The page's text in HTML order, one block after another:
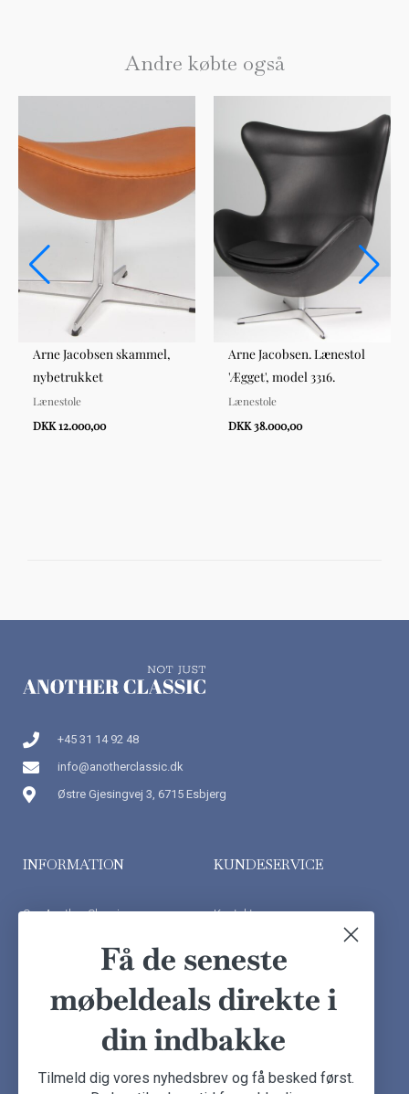
Andre købte også
Arne Jacobsen skammel,
nybetrukket
Lænestole
DKK 12.000,00
Arne Jacobsen. Lænestol
'Ægget', model 3316.
Lænestole
DKK 38.000,00
+45 31 14 92 48
info@anotherclassic.dk
Østre Gjesingvej 3, 6715 Esbjerg
INFORMATION
Om Another Classic
Handelsbetingelser
KUNDESERVICE
Kontakt os
Kundeudtalelser
Besøg showroom
Få de seneste
møbeldeals direkte i
din indbakke
Tilmeld dig vores nyhedsbrev og få besked først.